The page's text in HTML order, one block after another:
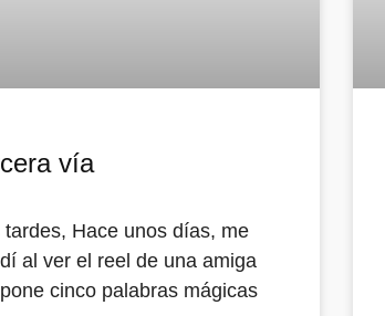
vía
tardes, Hace unos días, me
al ver el reel de una amiga
cinco palabras mágicas